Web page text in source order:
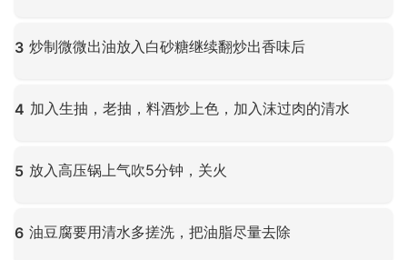
3 炒制微微出油放入白砂糖继续翻炒出香味后
4 加入生抽，老抽，料酒炒上色，加入沫过肉的清水
5 放入高压锅上气吹5分钟，关火
6 油豆腐要用清水多搓洗，把油脂尽量去除